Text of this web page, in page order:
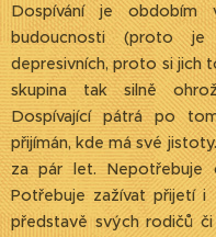
Dospívání je obdobím
budoucnosti (proto je
depresivních, proto si jich
skupina tak silně
Dospívající pátrá po
přijímán, kde má své
za pár let.
Potřebuje zažívat přijetí
představě svých rodičů